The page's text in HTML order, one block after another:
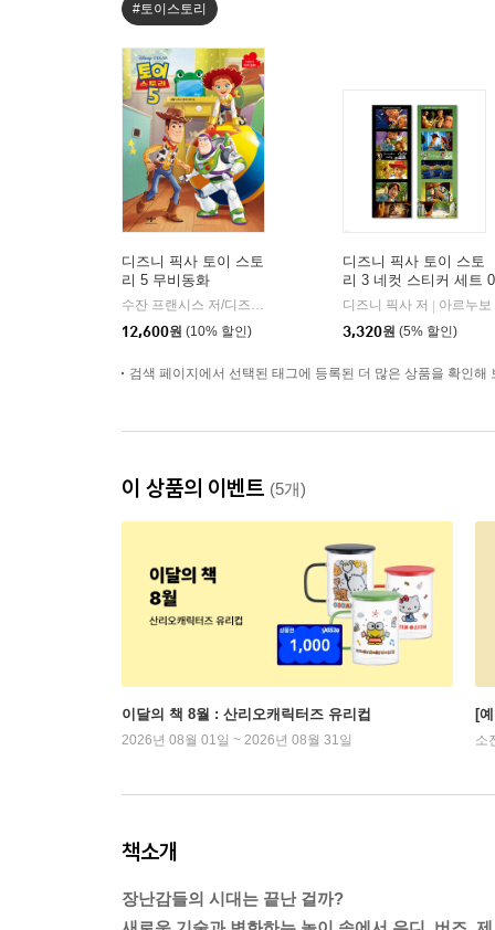
#토이스토리
디즈니 픽사 토이 스토
리 5 무비동화
수잔 프랜시스 저/디즈니 아트팀 그림/은지명 번역
애플비북스
12,600원 (10% 할인)
디즈니 픽사 토이 스토
리 3 네컷 스티커 세트 0
2 - 블랙,그린
디즈니 픽사 저
아르누보
3,320원 (5% 할인)
검색 페이지에서 선택된 태그에 등록된 더 많은 상품을 확인해
이 상품의 이벤트 (5개)
이달의 책 8월 : 산리오캐릭터즈 유리컵
2026년 08월 01일 ~ 2026년 08월 31일
[
소
책소개
장난감들의 시대는 끝난 걸까?